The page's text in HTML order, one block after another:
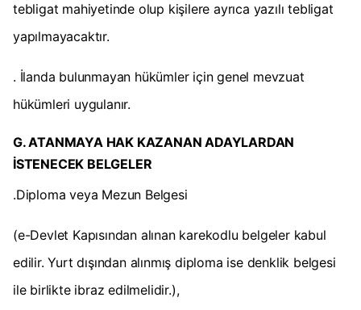
tebligat mahiyetinde olup kişilere ayrıca yazılı tebligat
yapılmayacaktır.
. İlanda bulunmayan hükümler için genel mevzuat
hükümleri uygulanır.
G. ATANMAYA HAK KAZANAN ADAYLARDAN
İSTENECEK BELGELER
.Diploma veya Mezun Belgesi
(e-Devlet Kapısından alınan karekodlu belgeler kabul
edilir. Yurt dışından alınmış diploma ise denklik belgesi
ile birlikte ibraz edilmelidir.),